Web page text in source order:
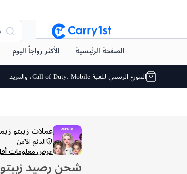
الصفحة الرئيسية الأكثر رواجاً اليوم
الموزع الرسمي للعبة Call of Duty: Mobile، والمزيد
عملات زيبتو
الدفع الآمن
عرض معلومات